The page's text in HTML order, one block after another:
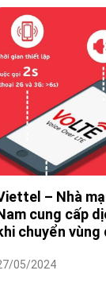
– Nhà
cung cấp
chuyển
05/2024